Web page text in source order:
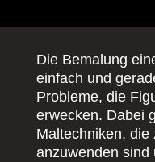
Die Bemalung
einfach und
Probleme, die
erwecken. Dabei
Maltechniken, die
anzuwenden sind